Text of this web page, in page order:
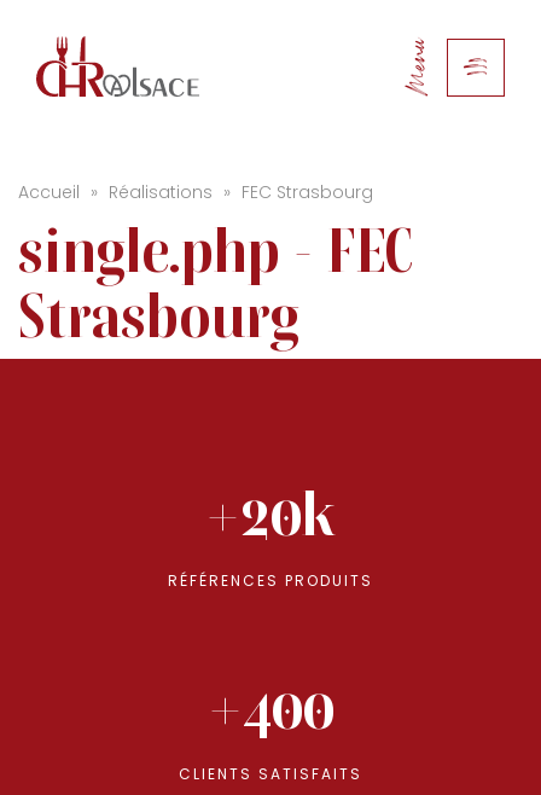
Menu
Accueil » Réalisations » FEC Strasbourg
single.php - FEC
Strasbourg
+20k
RÉFÉRENCES PRODUITS
+400
CLIENTS SATISFAITS